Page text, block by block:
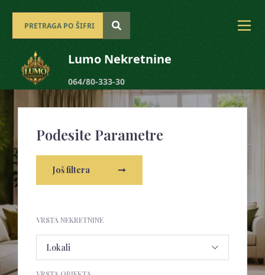
Lumo Nekretnine
064/80-333-30
Podesite Parametre
Još filtera
VRSTA NEKRETNINE